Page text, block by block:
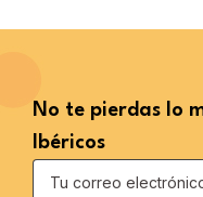
No te pierdas lo
Ibéricos